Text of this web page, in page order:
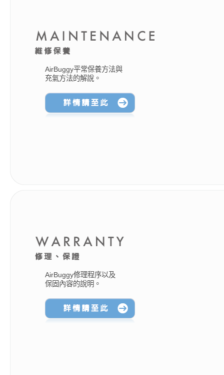
AirBuggy平常保養方法與
充氣方法的解說。
AirBuggy修理程序以及
保固內容的說明。